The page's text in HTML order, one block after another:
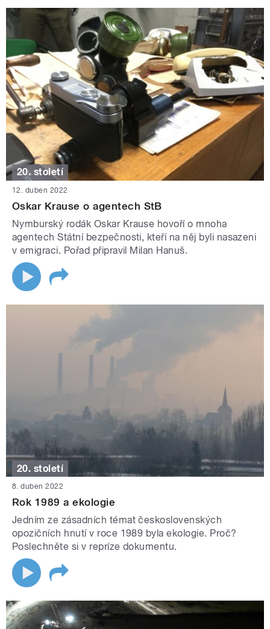
20. století
12. duben 2022
Oskar Krause o agentech StB
Nymburský rodák Oskar Krause hovoří o mnoha
agentech Státní bezpečnosti, kteří na něj byli nasazeni
v emigraci. Pořad připravil Milan Hanuš.
20. století
8. duben 2022
Rok 1989 a ekologie
Jedním ze zásadních témat československých
opozičních hnutí v roce 1989 byla ekologie. Proč?
Poslechněte si v repríze dokumentu.